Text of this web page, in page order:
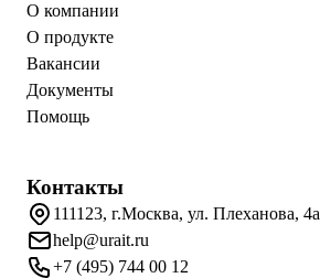
О компании
О продукте
Вакансии
Документы
Помощь
Контакты
111123, г.Москва, ул. Плеханова, 4а
help@urait.ru
+7 (495) 744 00 12